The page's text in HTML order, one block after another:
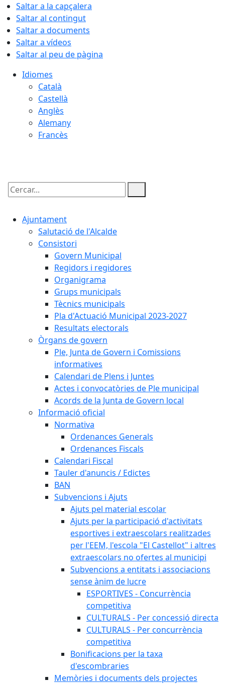
Saltar a la capçalera
Saltar al contingut
Saltar a documents
Saltar a vídeos
Saltar al peu de pàgina
Idiomes
Català
Castellà
Anglès
Alemany
Francès
Cercar:
Ajuntament
Salutació de l'Alcalde
Consistori
Govern Municipal
Regidors i regidores
Organigrama
Grups municipals
Tècnics municipals
Pla d'Actuació Municipal 2023-2027
Resultats electorals
Òrgans de govern
Ple, Junta de Govern i Comissions
informatives
Calendari de Plens i Juntes
Actes i convocatòries de Ple municipal
Acords de la Junta de Govern local
Informació oficial
Normativa
Ordenances Generals
Ordenances Fiscals
Calendari Fiscal
Tauler d'anuncis / Edictes
BAN
Subvencions i Ajuts
Ajuts pel material escolar
Ajuts per la participació d'activitats
esportives i extraescolars realitzades
per l'EEM, l'escola "El Castellot" i altres
extraescolars no ofertes al municipi
Subvencions a entitats i associacions
sense ànim de lucre
ESPORTIVES - Concurrència
competitiva
CULTURALS - Per concessió directa
CULTURALS - Per concurrència
competitiva
Bonificacions per la taxa
d'escombraries
Memòries i documents dels projectes